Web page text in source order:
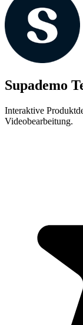
Supademo
Interaktive
Videobearbeitung.